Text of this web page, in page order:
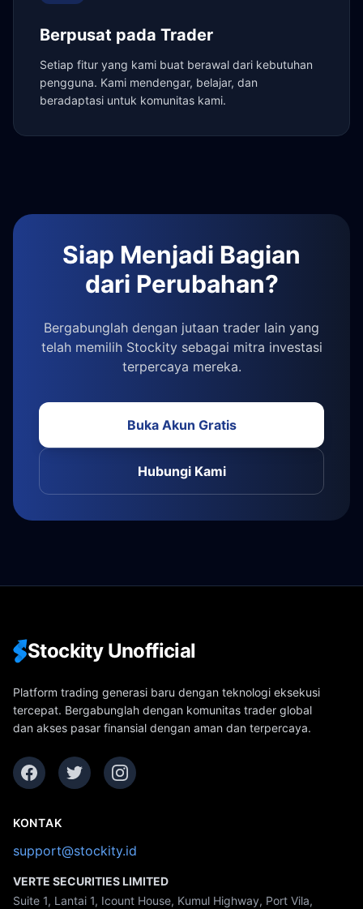
Berpusat pada Trader
Setiap fitur yang kami buat berawal dari kebutuhan
pengguna. Kami mendengar, belajar, dan
beradaptasi untuk komunitas kami.
Siap Menjadi Bagian
dari Perubahan?
Bergabunglah dengan jutaan trader lain yang
telah memilih Stockity sebagai mitra investasi
terpercaya mereka.
Buka Akun Gratis
Hubungi Kami
Stockity Unofficial
Platform trading generasi baru dengan teknologi eksekusi
tercepat. Bergabunglah dengan komunitas trader global
dan akses pasar finansial dengan aman dan terpercaya.
KONTAK
support@stockity.id
VERTE SECURITIES LIMITED
Suite 1, Lantai 1, Icount House, Kumul Highway, Port Vila,